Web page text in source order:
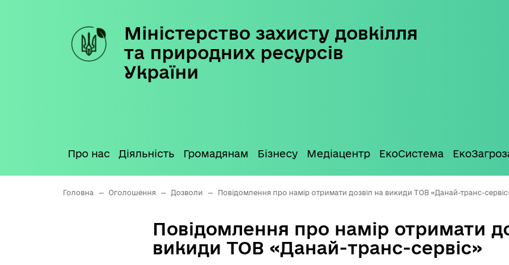
Міністерство захисту довкілля
та природних ресурсів
України
Про нас Діяльність Громадянам Бізнесу Медіацентр ЕкоСистема
Головна — Оголошення — Дозволи — Повідомлення про намір отримати дозвіл на викиди ТОВ «Данай-транс-
Повідомлення про намір отримати
викиди ТОВ «Данай-транс-сервіс»